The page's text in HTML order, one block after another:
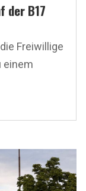
B17
Freiwillige
einem